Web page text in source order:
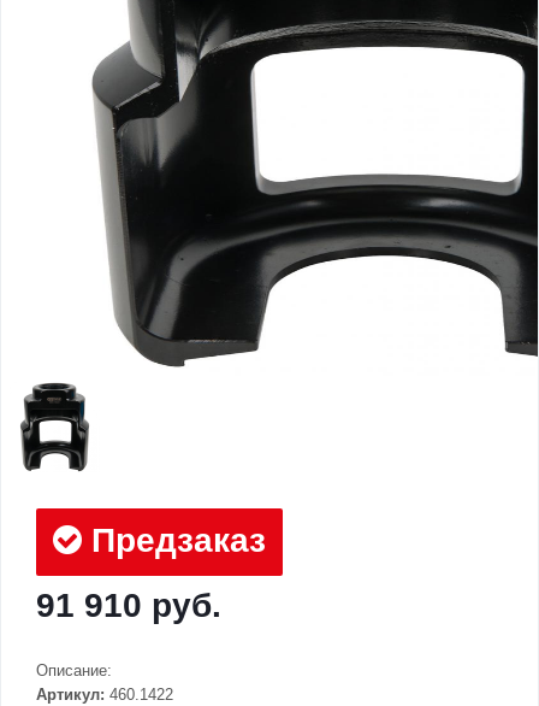
Предзаказ
91 910 руб.
Описание:
Артикул: 460.1422